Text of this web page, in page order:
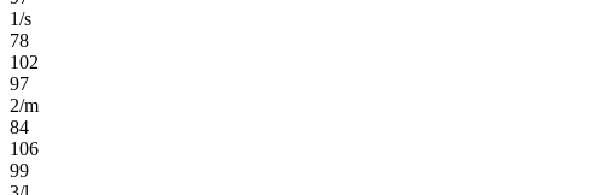
1/s
78
102
97
2/m
84
106
99